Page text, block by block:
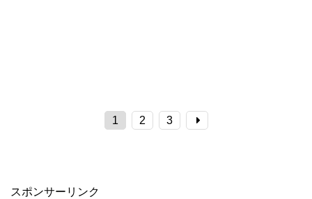
1 2 3
スポンサーリンク